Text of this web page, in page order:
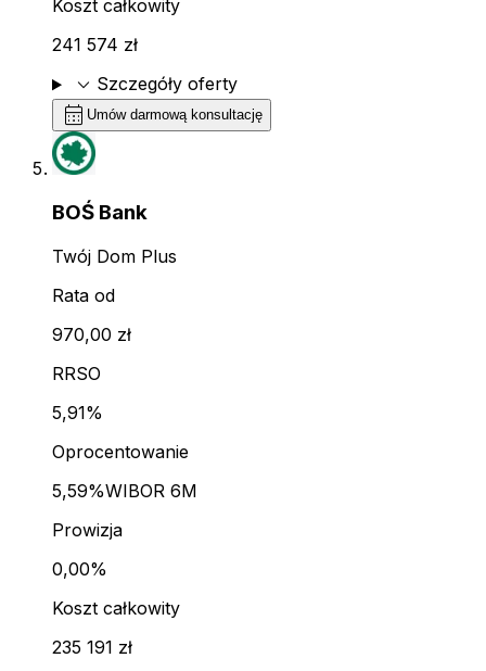
Koszt całkowity
241 574 zł
expand_more Szczegóły oferty
calendar_month Umów darmową konsultację
BOŚ Bank
Twój Dom Plus
Rata od
970,00 zł
RRSO
5,91%
Oprocentowanie
5,59%WIBOR 6M
Prowizja
0,00%
Koszt całkowity
235 191 zł